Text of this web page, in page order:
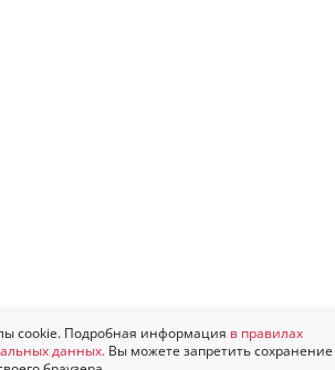
cookie. Подробная информация в правилах
данных. Вы можете запретить сохранение